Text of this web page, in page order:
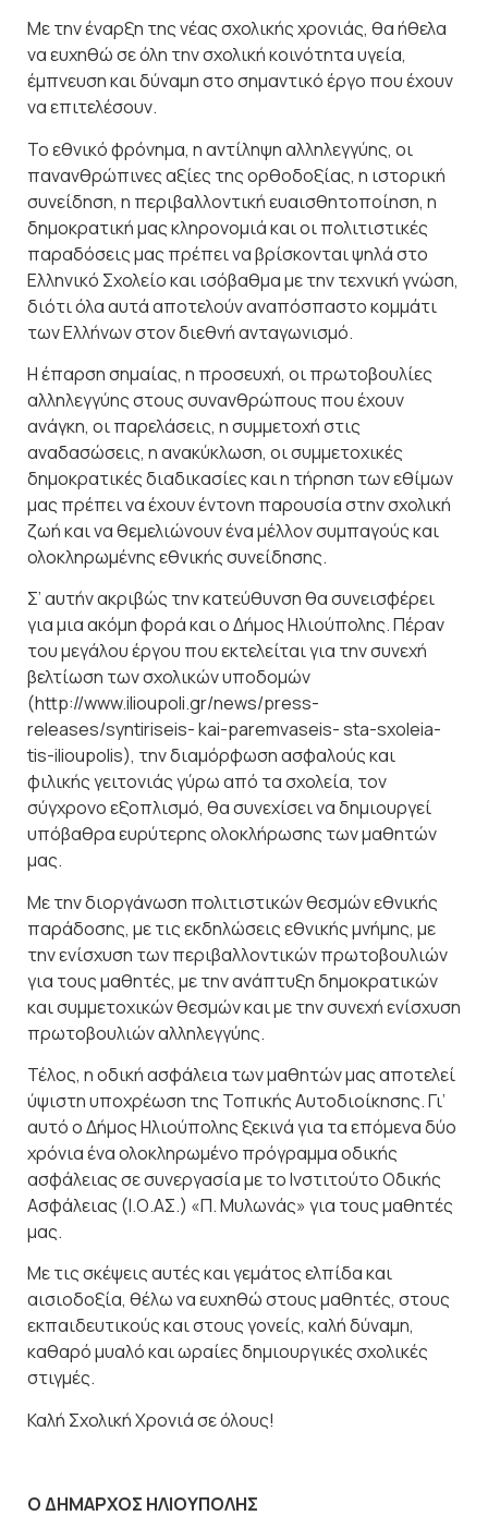
Με την έναρξη της νέας σχολικής χρονιάς, θα ήθελα
να ευχηθώ σε όλη την σχολική κοινότητα υγεία,
έμπνευση και δύναμη στο σημαντικό έργο που έχουν
να επιτελέσουν.
Το εθνικό φρόνημα, η αντίληψη αλληλεγγύης, οι
πανανθρώπινες αξίες της ορθοδοξίας, η ιστορική
συνείδηση, η περιβαλλοντική ευαισθητοποίηση, η
δημοκρατική μας κληρονομιά και οι πολιτιστικές
παραδόσεις μας πρέπει να βρίσκονται ψηλά στο
Ελληνικό Σχολείο και ισόβαθμα με την τεχνική γνώση,
διότι όλα αυτά αποτελούν αναπόσπαστο κομμάτι
των Ελλήνων στον διεθνή ανταγωνισμό.
Η έπαρση σημαίας, η προσευχή, οι πρωτοβουλίες
αλληλεγγύης στους συνανθρώπους που έχουν
ανάγκη, οι παρελάσεις, η συμμετοχή στις
αναδασώσεις, η ανακύκλωση, οι συμμετοχικές
δημοκρατικές διαδικασίες και η τήρηση των εθίμων
μας πρέπει να έχουν έντονη παρουσία στην σχολική
ζωή και να θεμελιώνουν ένα μέλλον συμπαγούς και
ολοκληρωμένης εθνικής συνείδησης.
Σ’ αυτήν ακριβώς την κατεύθυνση θα συνεισφέρει
για μια ακόμη φορά και ο Δήμος Ηλιούπολης. Πέραν
του μεγάλου έργου που εκτελείται για την συνεχή
βελτίωση των σχολικών υποδομών
(http://www.ilioupoli.gr/news/press-
releases/syntiriseis- kai-paremvaseis- sta-sxoleia-
tis-ilioupolis), την διαμόρφωση ασφαλούς και
φιλικής γειτονιάς γύρω από τα σχολεία, τον
σύγχρονο εξοπλισμό, θα συνεχίσει να δημιουργεί
υπόβαθρα ευρύτερης ολοκλήρωσης των μαθητών
μας.
Με την διοργάνωση πολιτιστικών θεσμών εθνικής
παράδοσης, με τις εκδηλώσεις εθνικής μνήμης, με
την ενίσχυση των περιβαλλοντικών πρωτοβουλιών
για τους μαθητές, με την ανάπτυξη δημοκρατικών
και συμμετοχικών θεσμών και με την συνεχή ενίσχυση
πρωτοβουλιών αλληλεγγύης.
Τέλος, η οδική ασφάλεια των μαθητών μας αποτελεί
ύψιστη υποχρέωση της Τοπικής Αυτοδιοίκησης. Γι’
αυτό ο Δήμος Ηλιούπολης ξεκινά για τα επόμενα δύο
χρόνια ένα ολοκληρωμένο πρόγραμμα οδικής
ασφάλειας σε συνεργασία με το Ινστιτούτο Οδικής
Ασφάλειας (Ι.Ο.ΑΣ.) «Π. Μυλωνάς» για τους μαθητές
μας.
Με τις σκέψεις αυτές και γεμάτος ελπίδα και
αισιοδοξία, θέλω να ευχηθώ στους μαθητές, στους
εκπαιδευτικούς και στους γονείς, καλή δύναμη,
καθαρό μυαλό και ωραίες δημιουργικές σχολικές
στιγμές.
Καλή Σχολική Χρονιά σε όλους!
Ο ΔΗΜΑΡΧΟΣ ΗΛΙΟΥΠΟΛΗΣ